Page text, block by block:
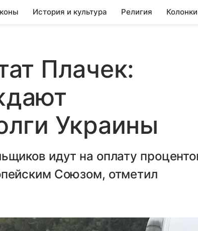
История и культура Религия
Плачек:
Украины
идут на оплату
Союзом, отметил